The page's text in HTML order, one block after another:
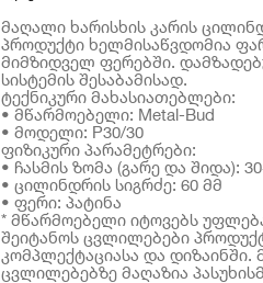
მაღალი ხარისხის კარის
პროდუქტი ხელმისაწვდომია
მიმზიდველ ფერებში.
სისტემის შესაბამისად.
ტექნიკური მახასიათებლები:
• მწარმოებელი: Metal-Bud
• მოდელი: P30/30
ფიზიკური პარამეტრები:
• ჩასმის ზომა (გარე და შიდა):
• ცილინდრის სიგრძე: 60 მმ
• ფერი: პატინა
* მწარმოებელი იტოვებს
შეიტანოს ცვლილებები
კომპლექტაციასა და
ცვლილებებზე მაღაზია